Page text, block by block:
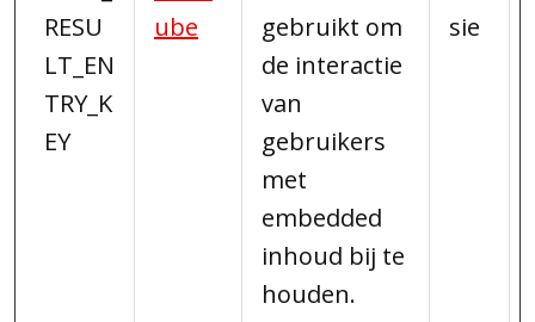
RESU
LT_EN
TRY_K
EY
ube
gebruikt om
de interactie
van
gebruikers
met
embedded
inhoud bij te
houden.
sie